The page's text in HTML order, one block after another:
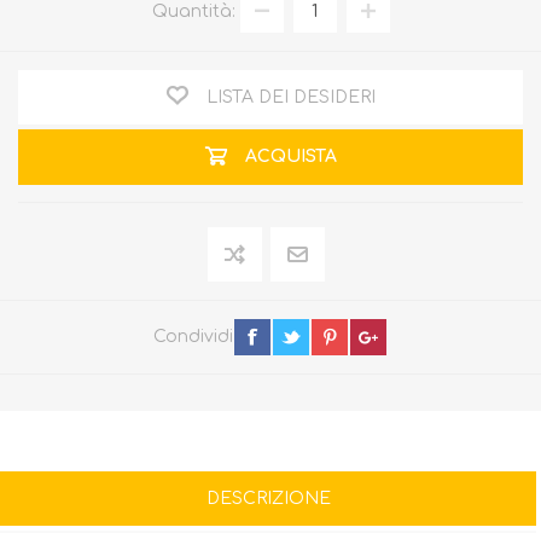
Quantità:
LISTA DEI DESIDERI
ACQUISTA
Condividi
DESCRIZIONE